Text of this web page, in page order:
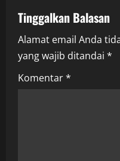
v
i
g
a
Tinggalkan Balasan
Alamat email Anda
yang wajib ditandai *
Komentar*